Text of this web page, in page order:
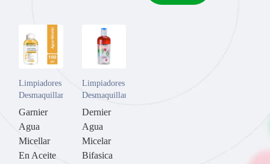
Limpiadores y
Desmaquillantes
Garnier
Agua
Micellar
En Aceite
Limpiadores y
Desmaquillantes
Dernier
Agua
Micelar
Bifasica